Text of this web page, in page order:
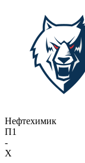
Нефтехимик
П1
-
X